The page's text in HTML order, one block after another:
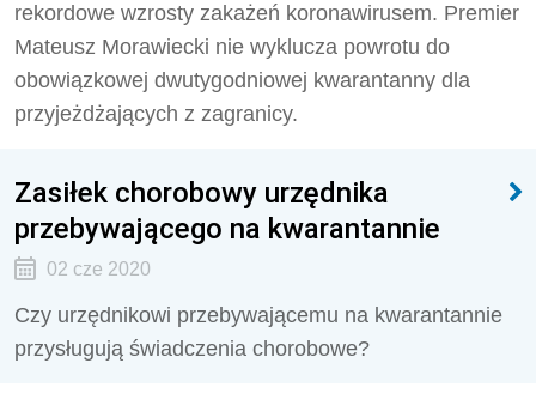
rekordowe wzrosty zakażeń koronawirusem. Premier
Mateusz Morawiecki nie wyklucza powrotu do
obowiązkowej dwutygodniowej kwarantanny dla
przyjeżdżających z zagranicy.
Zasiłek chorobowy urzędnika
przebywającego na kwarantannie
02 cze 2020
Czy urzędnikowi przebywającemu na kwarantannie
przysługują świadczenia chorobowe?